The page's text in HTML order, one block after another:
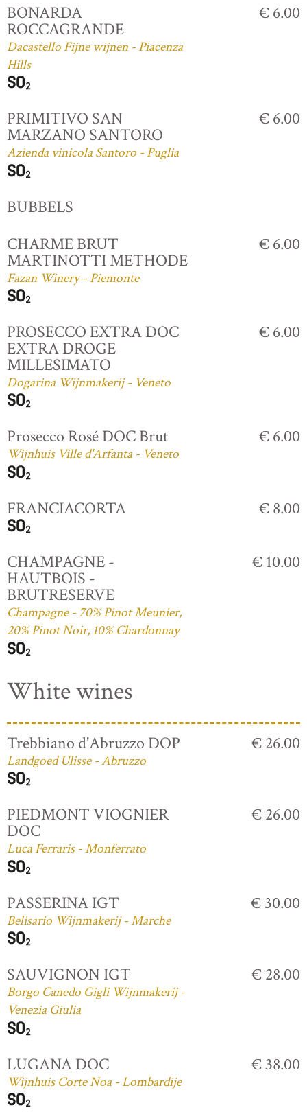
BONARDA
ROCCAGRANDE
Dacastello Fijne wijnen - Piacenza
Hills
€ 6.00
PRIMITIVO SAN
MARZANO SANTORO
Azienda vinicola Santoro - Puglia
€ 6.00
BUBBELS
CHARME BRUT
MARTINOTTI METHODE
Fazan Winery - Piemonte
€ 6.00
PROSECCO EXTRA DOC
EXTRA DROGE
MILLESIMATO
Dogarina Wijnmakerij - Veneto
€ 6.00
Prosecco Rosé DOC Brut
Wijnhuis Ville d'Arfanta - Veneto
€ 6.00
FRANCIACORTA € 8.00
CHAMPAGNE -
HAUTBOIS -
BRUTRESERVE
Champagne - 70% Pinot Meunier,
20% Pinot Noir, 10% Chardonnay
€ 10.00
White wines
Trebbiano d'Abruzzo DOP
Landgoed Ulisse - Abruzzo
€ 26.00
PIEDMONT VIOGNIER
DOC
Luca Ferraris - Monferrato
€ 26.00
PASSERINA IGT
Belisario Wijnmakerij - Marche
€ 30.00
SAUVIGNON IGT
Borgo Canedo Gigli Wijnmakerij -
Venezia Giulia
€ 28.00
LUGANA DOC
Wijnhuis Corte Noa - Lombardije
€ 38.00